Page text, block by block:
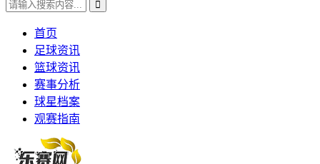
首页
足球资讯
篮球资讯
赛事分析
球星档案
观赛指南